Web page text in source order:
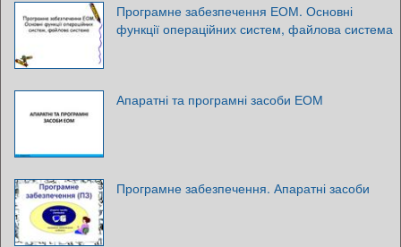
Програмне забезпечення ЕОМ. Основні
функції операційних систем, файлова система
Апаратні та програмні засоби ЕОМ
Програмне забезпечення. Апаратні засоби